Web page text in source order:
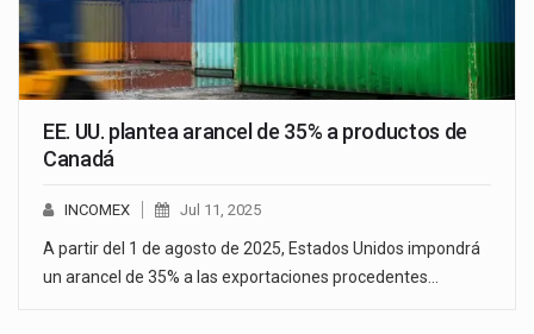
EE. UU. plantea arancel de 35% a productos de
Canadá
INCOMEX Jul 11, 2025
A partir del 1 de agosto de 2025, Estados Unidos impondrá
un arancel de 35% a las exportaciones procedentes…